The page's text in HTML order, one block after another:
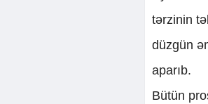
tərzinin
düzgün
aparıb.
Bütün